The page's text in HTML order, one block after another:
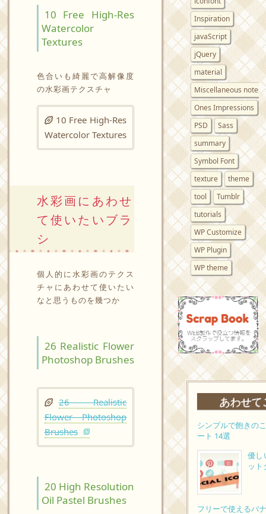
10 Free High-Res
Watercolor
Textures
色合いも綺麗で高解像度
の水彩画テクスチャ
10 Free High-Res
Watercolor Textures
水彩画にあわせ
て使いたいブラ
シ
個人的に水彩画のテクス
チャにあわせて使いたい
なと思うものを幾つか
26 Realistic Flower
Photoshop Brushes
26 Realistic
Flower Photoshop
Brushes
20 High Resolution
Oil Pastel Brushes
Inspiration
javaScript
jQuery
material
Miscellaneous notes
Ones Impressions
PSD
Sass
summary
Symbol Font
texture
theme
tool
Tumblr
tutorials
WP Customize
WP Plugin
WP theme
あわせて
シンプルで飽きの
ート 14選
優し
ット
フリーで使えるバ